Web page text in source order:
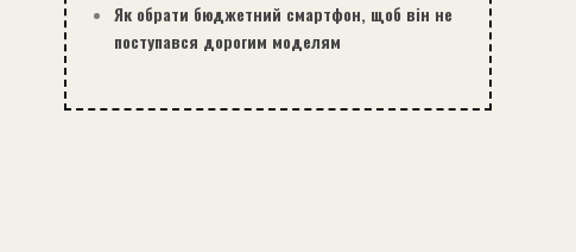
Як обрати бюджетний смартфон, щоб він не
поступався дорогим моделям